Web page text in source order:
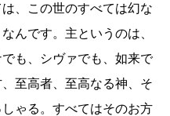
、この世のすべては幻な
んです。主というのは、
も、シヴァでも、如来で
至高者、至高なる神、そ
ゃる。すべてはそのお方